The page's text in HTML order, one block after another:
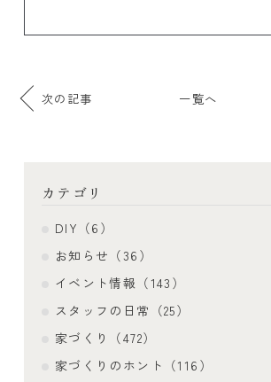
次の記事 一覧へ
カテゴリ
DIY（6）
お知らせ（36）
イベント情報（143）
スタッフの日常（25）
家づくり（472）
家づくりのホント（116）